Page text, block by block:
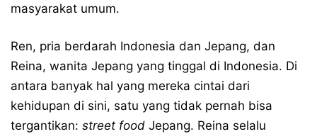
masyarakat umum.
Ren, pria berdarah Indonesia dan Jepang, dan
Reina, wanita Jepang yang tinggal di Indonesia. Di
antara banyak hal yang mereka cintai dari
kehidupan di sini, satu yang tidak pernah bisa
tergantikan: street food Jepang. Reina selalu